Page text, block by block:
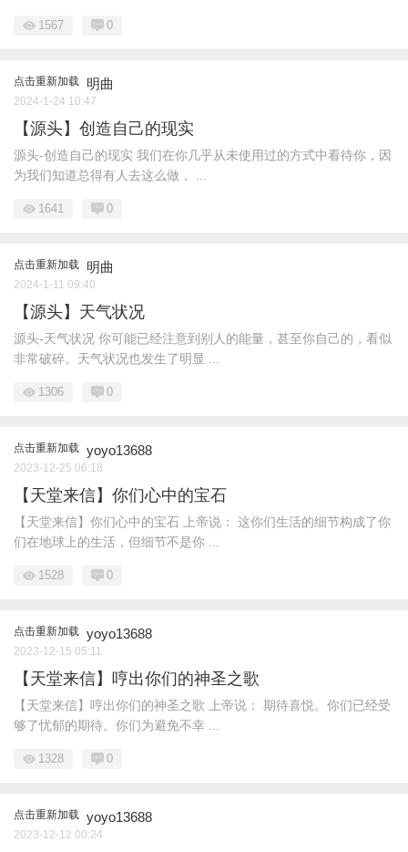
1567 0
点击重新加载 明曲
2024-1-24 10:47
【源头】创造自己的现实
源头-创造自己的现实 我们在你几乎从未使用过的方式中看待你，因
为我们知道总得有人去这么做， ...
1641 0
点击重新加载 明曲
2024-1-11 09:40
【源头】天气状况
源头-天气状况 你可能已经注意到别人的能量，甚至你自己的，看似
非常破碎。天气状况也发生了明显 ...
1306 0
点击重新加载 yoyo13688
2023-12-25 06:18
【天堂来信】你们心中的宝石
【天堂来信】你们心中的宝石 上帝说： 这你们生活的细节构成了你
们在地球上的生活，但细节不是你 ...
1528 0
点击重新加载 yoyo13688
2023-12-15 05:11
【天堂来信】哼出你们的神圣之歌
【天堂来信】哼出你们的神圣之歌 上帝说： 期待喜悦。你们已经受
够了忧郁的期待。你们为避免不幸 ...
1328 0
点击重新加载 yoyo13688
2023-12-12 00:24